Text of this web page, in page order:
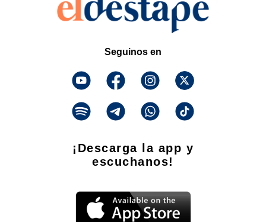
Seguinos en
¡Descarga la app y
escuchanos!